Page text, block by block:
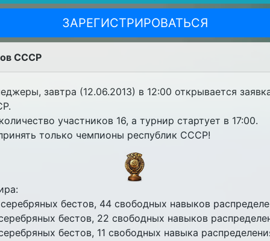
ЗАРЕГИСТРИРОВАТЬСЯ
СССР
завтра (12.06.2013) в 12:00 открывается
участников 16, а турнир стартует в 17:00.
только чемпионы республик СССР!
бестов, 44 свободных навыков
бестов, 22 свободных навыков
бестов, 11 свободных навыка